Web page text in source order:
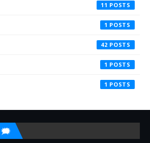
11
1
42
1
1
🗯️